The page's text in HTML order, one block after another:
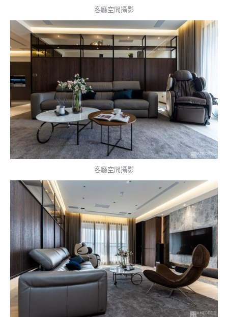
客廳空間攝影
客廳空間攝影